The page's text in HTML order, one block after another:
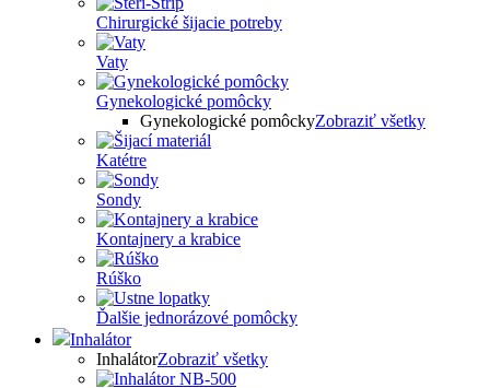
Chirurgické šijacie potreby
Vaty
Gynekologické pomôcky
Gynekologické pomôckyZobraziť všetky
Katétre
Sondy
Kontajnery a krabice
Rúško
Ďalšie jednorázové pomôcky
Inhalátor
InhalátorZobraziť všetky